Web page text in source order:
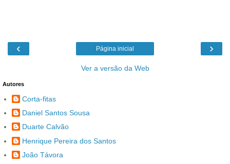
‹ ›
Página inicial
Ver a versão da Web
Autores
Corta-fitas
Daniel Santos Sousa
Duarte Calvão
Henrique Pereira dos Santos
João Távora